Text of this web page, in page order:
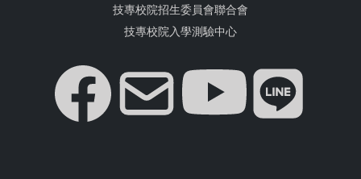
技專校院招生委員會聯合會
技專校院入學測驗中心